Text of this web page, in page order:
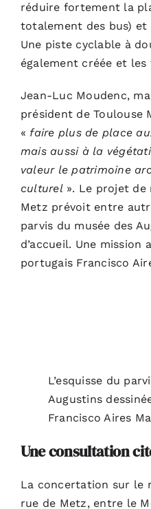
réduire fortement la
totalement des bus) et
Une piste cyclable à
également créée et
Jean-Luc Moudenc,
président de Toulouse
« faire plus de place
mais aussi à la
valeur le patrimoine
culturel ». Le projet de
Metz prévoit entre
parvis du musée des
d’accueil. Une mission
portugais Francisco
L’esquisse du
Augustins
Francisco Aires
Une consultation
La concertation sur le
rue de Metz, entre le